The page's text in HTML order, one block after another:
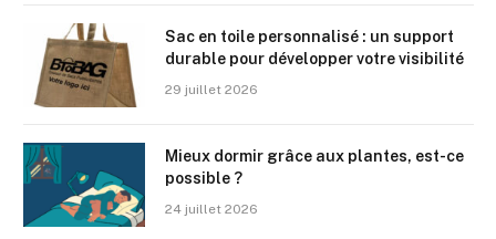
Sac en toile personnalisé : un support
durable pour développer votre visibilité
29 juillet 2026
Mieux dormir grâce aux plantes, est-ce
possible ?
24 juillet 2026